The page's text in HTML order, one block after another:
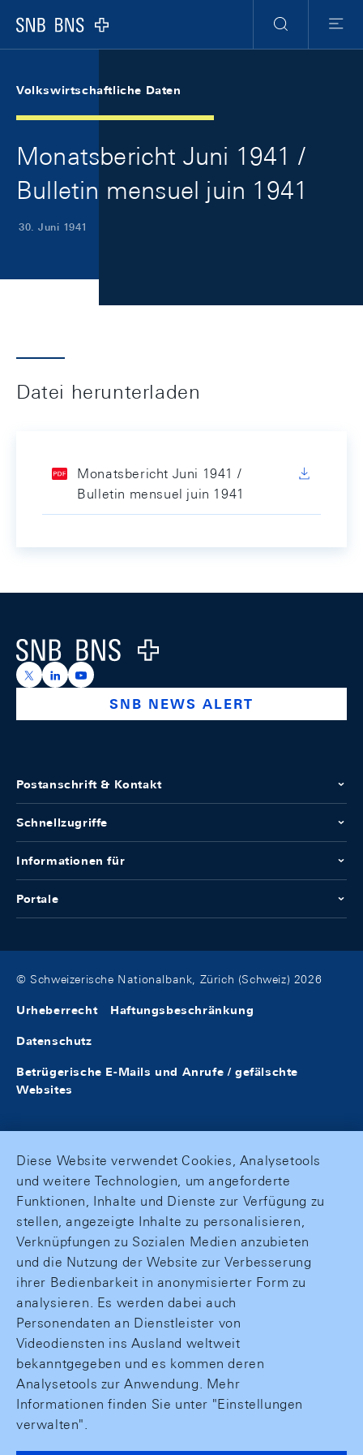
Logo
Suche
Menu
Volkswirtschaftliche Daten
Monatsbericht Juni 1941 /
Bulletin mensuel juin 1941
30. Juni 1941
Datei herunterladen
Monatsbericht Juni 1941 /
Bulletin mensuel juin 1941
Logo
https://x.com/snb_bns
https://ch.linkedin.com/company/swiss-national-
https://www.youtube.com/@swissnationalbank
SNB NEWS ALERT
Postanschrift & Kontakt
Schnellzugriffe
Informationen für
Portale
© Schweizerische Nationalbank, Zürich (Schweiz) 2026
Urheberrecht Haftungsbeschränkung
Datenschutz
Betrügerische E-Mails und Anrufe / gefälschte
Websites
Diese Website verwendet Cookies, Analysetools
und weitere Technologien, um angeforderte
Funktionen, Inhalte und Dienste zur Verfügung zu
stellen, angezeigte Inhalte zu personalisieren,
Verknüpfungen zu Sozialen Medien anzubieten
und die Nutzung der Website zur Verbesserung
ihrer Bedienbarkeit in anonymisierter Form zu
analysieren. Es werden dabei auch
Personendaten an Dienstleister von
Videodiensten ins Ausland weltweit
bekanntgegeben und es kommen deren
Analysetools zur Anwendung. Mehr
Informationen finden Sie unter "Einstellungen
verwalten".